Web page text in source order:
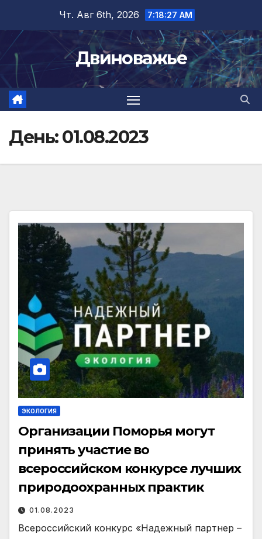
содержимому
Чт. Авг 6th, 2026 7:18:28 AM
Двиноважье
День:01.08.2023
ЭКОЛОГИЯ
Организации Поморья могут
принять участие во
всероссийском конкурсе лучших
природоохранных практик
01.08.2023
Всероссийский конкурс «Надежный партнер –